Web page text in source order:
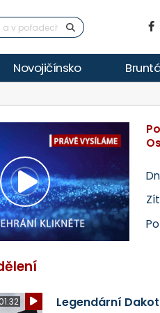
Novojičínsko
Přehrát
video
Legendární